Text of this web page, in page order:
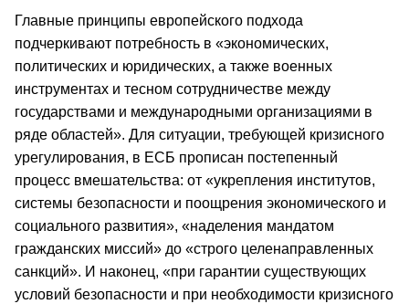
Главные принципы европейского подхода
подчеркивают потребность в «экономических,
политических и юридических, а также военных
инструментах и тесном сотрудничестве между
государствами и международными организациями в
ряде областей». Для ситуации, требующей кризисного
урегулирования, в ЕСБ прописан постепенный
процесс вмешательства: от «укрепления институтов,
системы безопасности и поощрения экономического и
социального развития», «наделения мандатом
гражданских миссий» до «строго целенаправленных
санкций». И наконец, «при гарантии существующих
условий безопасности и при необходимости кризисного